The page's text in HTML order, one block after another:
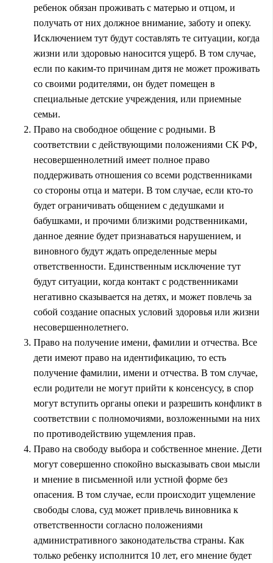
ребенок обязан проживать с матерью и отцом, и
получать от них должное внимание, заботу и опеку.
Исключением тут будут составлять те ситуации, когда
жизни или здоровью наносится ущерб. В том случае,
если по каким-то причинам дитя не может проживать
со своими родителями, он будет помещен в
специальные детские учреждения, или приемные
семьи.
Право на свободное общение с родными. В
соответствии с действующими положениями СК РФ,
несовершеннолетний имеет полное право
поддерживать отношения со всеми родственниками
со стороны отца и матери. В том случае, если кто-то
будет ограничивать общением с дедушками и
бабушками, и прочими близкими родственниками,
данное деяние будет признаваться нарушением, и
виновного будут ждать определенные меры
ответственности. Единственным исключение тут
будут ситуации, когда контакт с родственниками
негативно сказывается на детях, и может повлечь за
собой создание опасных условий здоровья или жизни
несовершеннолетнего.
Право на получение имени, фамилии и отчества. Все
дети имеют право на идентификацию, то есть
получение фамилии, имени и отчества. В том случае,
если родители не могут прийти к консенсусу, в спор
могут вступить органы опеки и разрешить конфликт в
соответствии с полномочиями, возложенными на них
по противодействию ущемления прав.
Право на свободу выбора и собственное мнение. Дети
могут совершенно спокойно высказывать свои мысли
и мнение в письменной или устной форме без
опасения. В том случае, если происходит ущемление
свободы слова, суд может привлечь виновника к
ответственности согласно положениями
административного законодательства страны. Как
только ребенку исполнится 10 лет, его мнение будет